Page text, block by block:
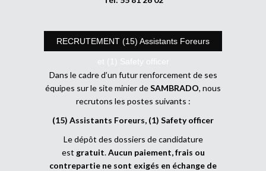
RECRUTEMENT (15) Assistants Foreurs
et (1) Safety officer
Dans le cadre d’un futur renforcement de ses
équipes sur le site minier deSAMBRADO, nous
recrutons les postes suivants :
(15) Assistants Foreurs, (1) Safety officer
Le dépôt des dossiers de candidature
est gratuit.Aucun paiement, frais ou
contrepartie ne sont exigés en échange de